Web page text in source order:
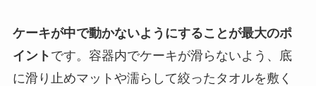
ケーキが中で動かないようにすることが最大のポ
イント です。容器内でケーキが滑らないよう、底
に滑り止めマットや濡らして絞ったタオルを敷く